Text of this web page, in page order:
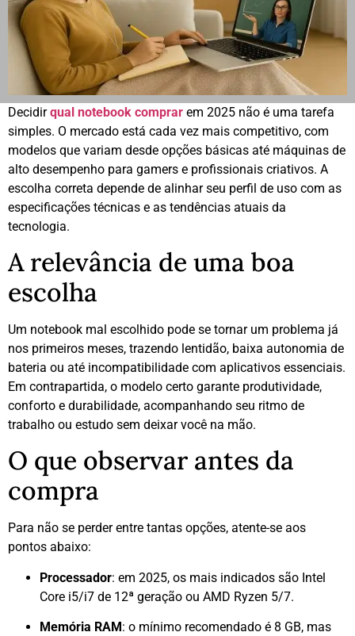
Decidirqual notebook comprar em 2025 não é uma tarefa
simples. O mercado está cada vez mais competitivo, com
modelos que variam desde opções básicas até máquinas de
alto desempenho para gamers e profissionais criativos. A
escolha correta depende de alinhar seu perfil de uso com as
especificações técnicas e as tendências atuais da
tecnologia.
A relevância de uma boa
escolha
Um notebook mal escolhido pode se tornar um problema já
nos primeiros meses, trazendo lentidão, baixa autonomia de
bateria ou até incompatibilidade com aplicativos essenciais.
Em contrapartida, o modelo certo garante produtividade,
conforto e durabilidade, acompanhando seu ritmo de
trabalho ou estudo sem deixar você na mão.
O que observar antes da
compra
Para não se perder entre tantas opções, atente-se aos
pontos abaixo:
Processador: em 2025, os mais indicados são Intel
Core i5/i7 de 12ª geração ou AMD Ryzen 5/7.
Memória RAM : o mínimo recomendado é 8 GB, mas